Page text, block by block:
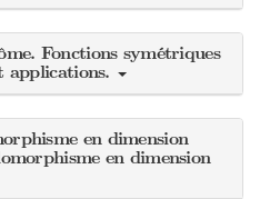
Fonctions symétriques
applications.
en dimension
en dimension